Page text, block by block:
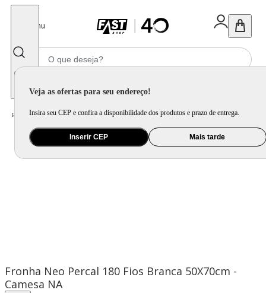
Menu
Veja as ofertas para seu endereço!
Insira seu CEP e confira a disponibilidade dos produtos e prazo de entrega.
Inserir CEP Mais tarde
Home Cama, Mesa e Banho / Cama / Lençol e Fronha / Fronha Neo Percal 180 Fios Branca 50X70cm - Camesa
Fronha Neo Percal 180 Fios Branca 50X70cm -
Camesa NA